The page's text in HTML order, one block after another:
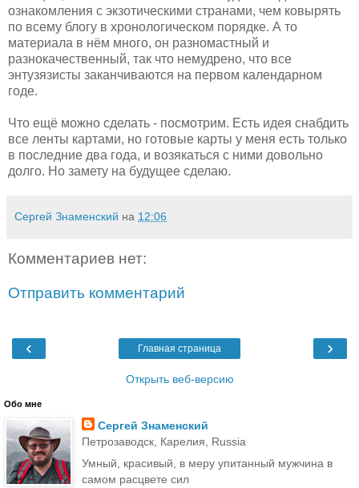
ознакомления с экзотическими странами, чем ковырять
по всему блогу в хронологическом порядке. А то
материала в нём много, он разномастный и
разнокачественный, так что немудрено, что все
энтузязисты заканчиваются на первом календарном
годе.
Что ещё можно сделать - посмотрим. Есть идея снабдить
все ленты картами, но готовые карты у меня есть только
в последние два года, и возякаться с ними довольно
долго. Но замету на будущее сделаю.
Сергей Знаменский на 12:06
Комментариев нет:
Отправить комментарий
‹ ›
Главная страница
Открыть веб-версию
Обо мне
Сергей Знаменский
Петрозаводск, Карелия, Russia
Умный, красивый, в меру упитанный мужчина в
самом расцвете сил